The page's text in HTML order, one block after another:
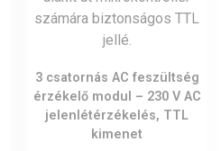
3 csatornás AC feszültség
érzékelő modul – 230 V AC
jelenlétérzékelés, TTL
kimenet